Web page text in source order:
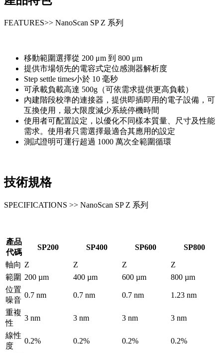
FEATURES>> NanoScan SP Z 系列
移動範圍選擇從 200 μm 到 800 μm
提供市場領先的電容式定位感測器解析度
Step settle times小於 10 毫秒
可承載負載高達 500g（可依需求提供更高負載）
內建階段校準的連接器，提供即插即用的電子設備，可
互換使用，最大限度減少系統停機時間
使用者可配置設定，以優化不同樣本質量、尺寸及性能
需求。使用者只需選擇最適合其應用的設定
測試證明可運行超過 1000 萬次全範圍循環
技術規格
SPECIFICATIONS >> NanoScan SP Z 系列
產品
代碼
SP200 SP400 SP600 SP800
軸向 Z Z Z
Z
範圍 200 µm 400 µm 600 µm
800 µm
位置
噪音
0.7 nm 0.7 nm 0.7 nm 1.23 nm
重複
性
3 nm 3 nm 3 nm 3 nm
線性
度
0.2% 0.2% 0.2% 0.2%